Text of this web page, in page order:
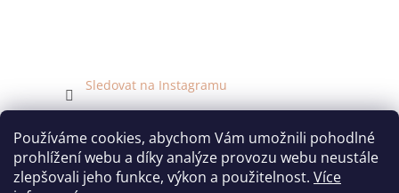
Používáme cookies, abychom Vám umožnili pohodlné
prohlížení webu a díky analýze provozu webu neustále
zlepšovali jeho funkce, výkon a použitelnost. Více
Sledovat na Instagramu
Facebook